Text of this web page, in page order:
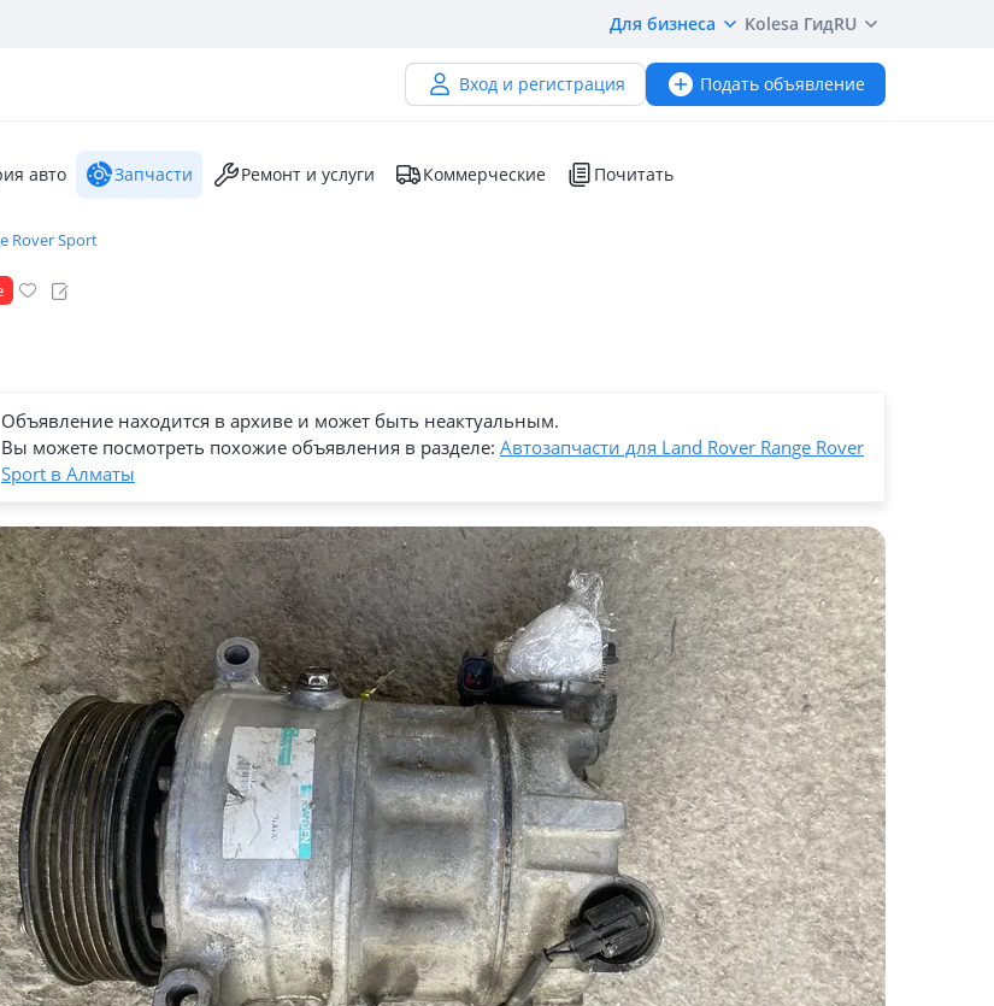
Для бизнеса Kolesa ГидRU
Вход и регистрация Подать объявление
авто Запчасти Ремонт и услуги Коммерческие Почитать
Rover Sport
Объявление находится в архиве и может быть неактуальным.
Вы можете посмотреть похожие объявления в разделе: Автозапчасти для Land Rover Range Rover
Sport в Алматы